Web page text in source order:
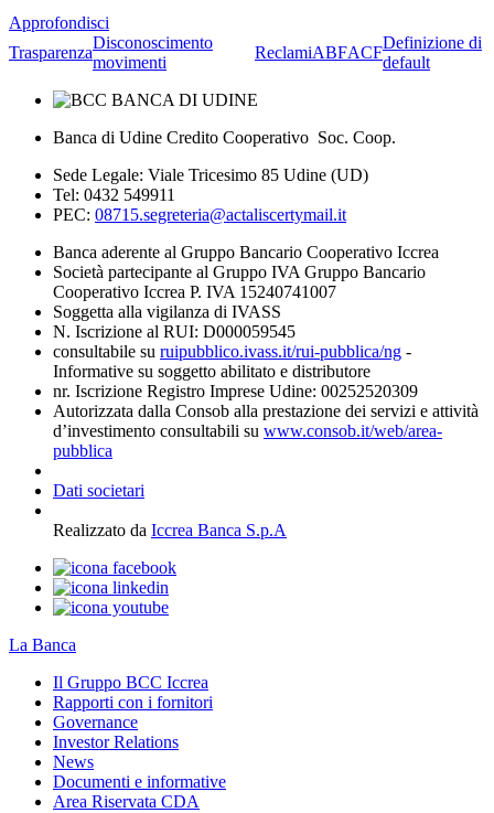
Approfondisci
Trasparenza
Disconoscimento
movimenti
ReclamiABFACF
Definizione di
default
Banca di Udine Credito Cooperativo Soc. Coop.
Sede Legale: Viale Tricesimo 85 Udine (UD)
Tel: 0432 549911
PEC: 08715.segreteria@actaliscertymail.it
Banca aderente al Gruppo Bancario Cooperativo Iccrea
Società partecipante al Gruppo IVA Gruppo Bancario
Cooperativo Iccrea P. IVA 15240741007
Soggetta alla vigilanza di IVASS
N. Iscrizione al RUI: D000059545
consultabile su ruipubblico.ivass.it/rui-pubblica/ng -
Informative su soggetto abilitato e distributore
nr. Iscrizione Registro Imprese Udine: 00252520309
Autorizzata dalla Consob alla prestazione dei servizi e attività
d’investimento consultabili su www.consob.it/web/area-
pubblica
Dati societari
Realizzato da Iccrea Banca S.p.A
La Banca
Il Gruppo BCC Iccrea
Rapporti con i fornitori
Governance
Investor Relations
News
Documenti e informative
Area Riservata CDA